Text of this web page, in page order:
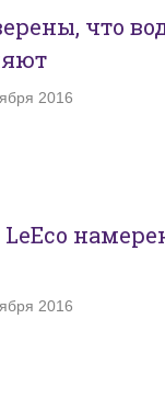
что
2016
2016